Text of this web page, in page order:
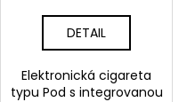
DETAIL
Elektronická cigareta
typu Pod s integrovanou